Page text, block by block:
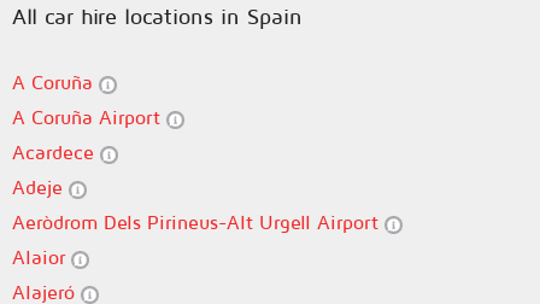
All car hire locations in Spain
A Coruña
A Coruña Airport
Acardece
Adeje
Aeròdrom Dels Pirineus-Alt Urgell Airport
Alaior
Alajeró